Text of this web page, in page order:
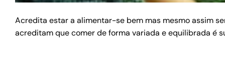
Acredita estar a alimentar-se bem mas mesmo assim
acreditam que comer de forma variada e equilibrada é